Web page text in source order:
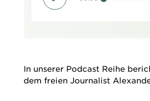
In unserer Podcast Reihe
dem freien Journalist